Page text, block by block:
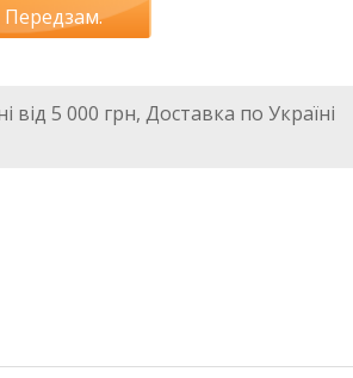
Передзам.
від 5 000 грн, Доставка по Україні